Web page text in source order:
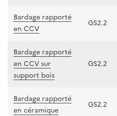
Bardage rapporté
en CCV
GS2.2
Bardage rapporté
en CCV sur
support bois
GS2.2
Bardage rapporté
en céramique
GS2.2